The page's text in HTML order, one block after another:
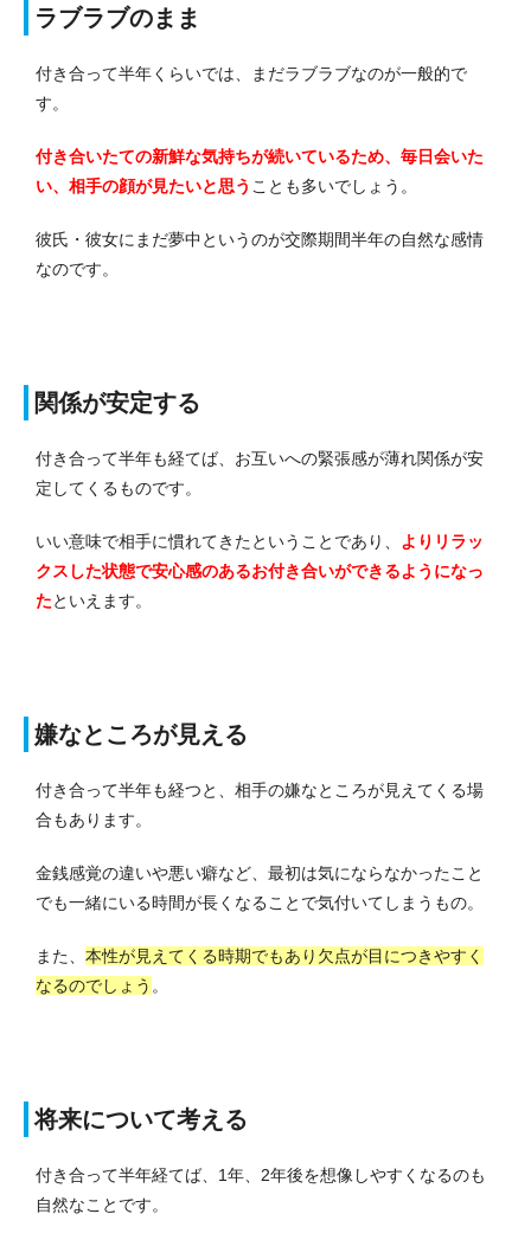
ラブラブのまま
付き合って半年くらいでは、まだラブラブなのが一般的で
す。
付き合いたての新鮮な気持ちが続いているため、毎日会いた
い、相手の顔が見たいと思う ことも多いでしょう。
彼氏・彼女にまだ夢中というのが交際期間半年の自然な感情
なのです。
関係が安定する
付き合って半年も経てば、お互いへの緊張感が薄れ関係が安
定してくるものです。
いい意味で相手に慣れてきたということであり、
よりリラッ
クスした状態で安心感のあるお付き合いができるようになっ
たといえます。
嫌なところが見える
付き合って半年も経つと、相手の嫌なところが見えてくる場
合もあります。
金銭感覚の違いや悪い癖など、最初は気にならなかったこと
でも一緒にいる時間が長くなることで気付いてしまうもの。
また、 本性が見えてくる時期でもあり欠点が目につきやすく
なるのでしょう 。
将来について考える
付き合って半年経てば、1年、2年後を想像しやすくなるのも
自然なことです。